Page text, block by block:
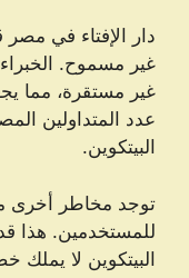
دار الإفتاء في مصر
غير مسموح.
غير مستقرة، مما
عدد المتداولين
البيتكوين.
توجد مخاطر أخرى
للمستخدمين. هذا
البيتكوين لا يملك